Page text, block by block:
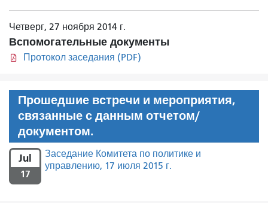
Четверг, 27 ноября 2014 г.
Вспомогательные документы
Протокол заседания (PDF)
Прошедшие встречи и мероприятия,
связанные с данным отчетом/
документом.
Jul
17
Заседание Комитета по политике и
управлению, 17 июля 2015 г.